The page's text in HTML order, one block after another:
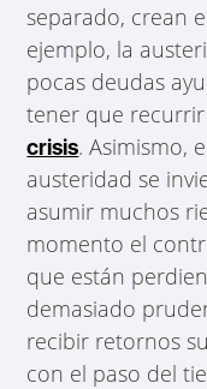
separado, crean
ejemplo, la
pocas deudas
tener que
crisis. Asimismo,
austeridad se
asumir muchos
momento el
que están
demasiado
recibir retornos
con el paso del